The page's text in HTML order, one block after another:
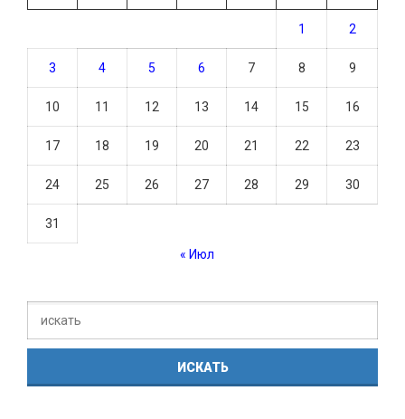
1 2
3 4 5 6 7 8 9
10 11 12 13 14 15 16
17 18 19 20 21 22 23
24 25 26 27 28 29 30
31
« Июл